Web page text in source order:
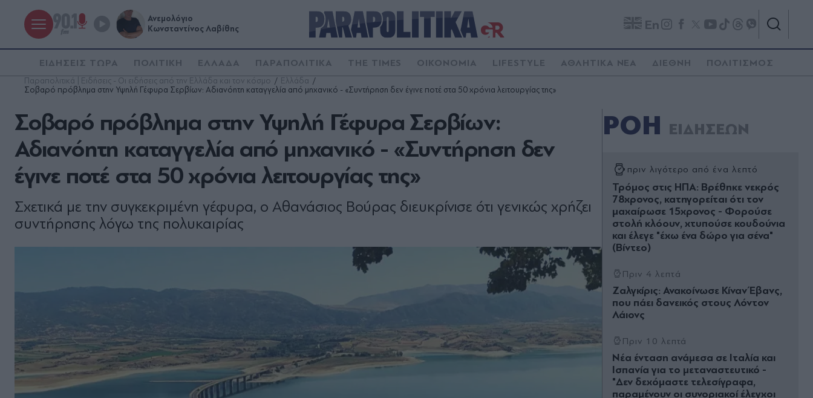
Ανεμολόγιο
Κωνσταντίνος Λαβίθης
En
ΕΙΔΗΣΕΙΣ ΤΩΡΑ ΠΟΛΙΤΙΚΗ ΕΛΛΑΔΑ ΠΑΡΑΠΟΛΙΤΙΚΑ THE TIMES ΟΙΚΟΝΟΜΙΑ LIFESTYLE ΑΘΛΗΤΙΚΑ ΝΕΑ ΔΙΕΘΝΗ ΠΟΛΙΤΙΣΜΟΣ
Παραπολιτικά | Ειδήσεις - Οι ειδήσεις από την Ελλάδα και τον κόσμο
Ελλάδα
Σοβαρό πρόβλημα στην Υψηλή Γέφυρα Σερβίων: Αδιανόητη καταγγελία από μηχανικό - «Συντήρηση δεν έγινε ποτέ στα 50 χρόνια λειτουργίας της»
Σοβαρό πρόβλημα στην Υψηλή Γέφυρα Σερβίων:
Αδιανόητη καταγγελία από μηχανικό - «Συντήρηση δεν
έγινε ποτέ στα 50 χρόνια λειτουργίας της»
Σχετικά με την συγκεκριμένη γέφυρα, ο Αθανάσιος Βούρας διευκρίνισε ότι γενικώς χρήζει
συντήρησης λόγω της πολυκαιρίας
ΡΟΗ ΕΙΔΗΣΕΩΝ
πριν λιγότερο από ένα λεπτό
Τρόμος στις ΗΠΑ: Βρέθηκε νεκρός
78χρονος, κατηγορείται ότι τον
μαχαίρωσε 15χρονος - Φορούσε
στολή κλόουν, χτυπούσε κουδούνια
και έλεγε "έχω ένα δώρο για σένα"
(Βίντεο)
Πριν 4 λεπτά
Ζαλγκίρις: Ανακοίνωσε Κίναν Έβανς,
που πάει δανεικός στους Λόντον
Λάιονς
Πριν 10 λεπτά
Νέα ένταση ανάμεσα σε Ιταλία και
Ισπανία για το μεταναστευτικό -
"Δεν δεχόμαστε τελεσίγραφα,
παραμένουν οι συνοριακοί έλεγχοι